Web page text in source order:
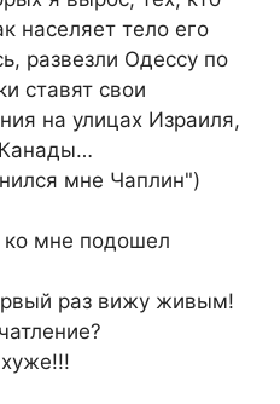
населяет тело его
развезли Одессу по
ставят свои
на улицах Израиля,
мне Чаплин")
мне подошел
раз вижу живым!